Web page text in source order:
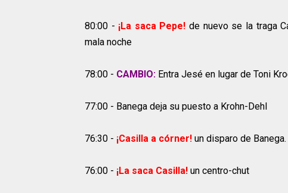
80:00 - ¡La saca Pepe! de nuevo se la traga
mala noche
78:00 - CAMBIO: Entra Jesé en lugar de Toni
77:00 - Banega deja su puesto a Krohn-Dehl
76:30 - ¡Casilla a córner! un disparo de
76:00 - ¡La saca Casilla! un centro-chut